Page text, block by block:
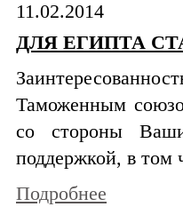
11.02.2014
ДЛЯ ЕГИПТА
Таможенным
со стороны
поддержкой, в том
Подробнее